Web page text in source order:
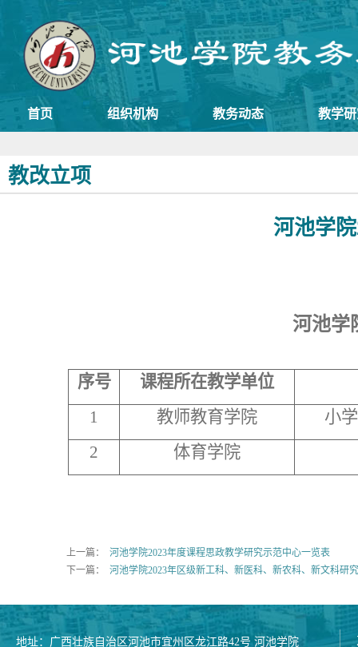
首页 组织机构 教务动态 教学
教改立项
河池学
河池学
序号
课程所在教学单位
1
教师教育学院
小
2
体育学院
上一篇： 河池学院2023年度课程思政教学研究示范中心一览表
下一篇： 河池学院2023年区级新工科、新医科、新农科、新文科研
地址：广西壮族自治区河池市宜州区龙江路42号 河池学院